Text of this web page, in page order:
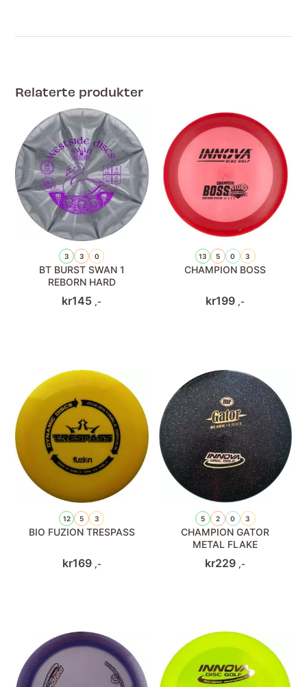
Relaterte produkter
3 3 0
BT BURST SWAN 1
REBORN HARD
kr145 ,-
13 5 0 3
CHAMPION BOSS
kr199 ,-
12 5 3
BIO FUZION TRESPASS
kr169 ,-
5 2 0 3
CHAMPION GATOR
METAL FLAKE
kr229 ,-